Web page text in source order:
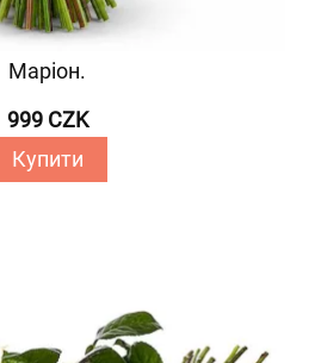
Маріон.
999 CZK
Купити